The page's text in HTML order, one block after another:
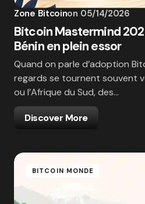
Zone Bitcoinon 05/14/2026
Bitcoin Mastermind
Bénin en plein essor
Quand on parle d’adoption
regards se tournent souvent
ou l’Afrique du Sud, des…
Discover More
BITCOIN MONDE